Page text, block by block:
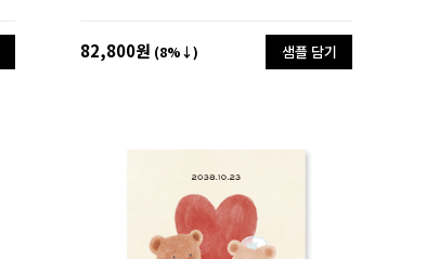
82,800원 (8%↓) 샘플 담기